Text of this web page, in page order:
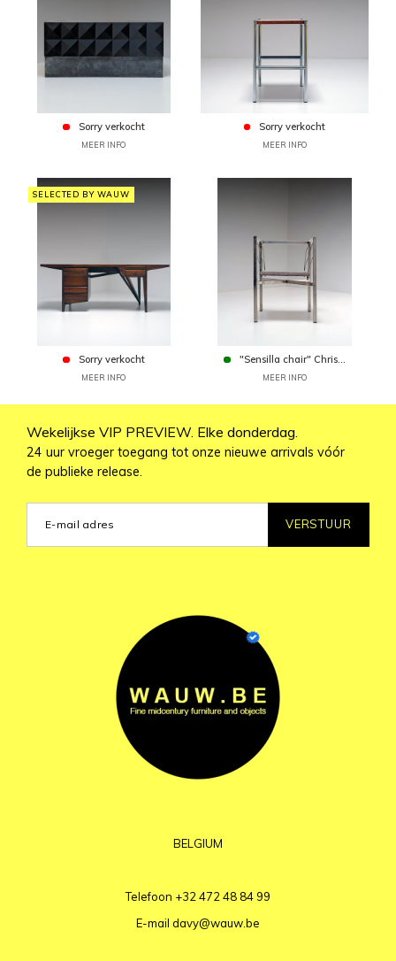
Sorry verkocht
MEER INFO
Sorry verkocht
MEER INFO
SELECTED BY WAUW
Sorry verkocht
MEER INFO
"Sensilla chair" Chris...
MEER INFO
Wekelijkse VIP PREVIEW. Elke donderdag.
24 uur vroeger toegang tot onze nieuwe arrivals vóór
de publieke release.
VERSTUUR
BELGIUM
Telefoon +32 472 48 84 99
E-mail davy@wauw.be